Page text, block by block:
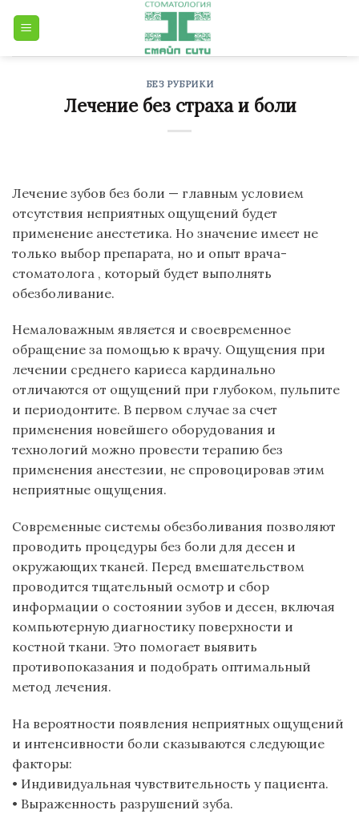
БЕЗ РУБРИКИ
Лечение без страха и боли
Лечение зубов без боли — главным условием
отсутствия неприятных ощущений будет
применение анестетика. Но значение имеет не
только выбор препарата, но и опыт врача-
стоматолога , который будет выполнять
обезболивание.
Немаловажным является и своевременное
обращение за помощью к врачу. Ощущения при
лечении среднего кариеса кардинально
отличаются от ощущений при глубоком, пульпите
и периодонтите. В первом случае за счет
применения новейшего оборудования и
технологий можно провести терапию без
применения анестезии, не спровоцировав этим
неприятные ощущения.
Современные системы обезболивания позволяют
проводить процедуры без боли для десен и
окружающих тканей. Перед вмешательством
проводится тщательный осмотр и сбор
информации о состоянии зубов и десен, включая
компьютерную диагностику поверхности и
костной ткани. Это помогает выявить
противопоказания и подобрать оптимальный
метод лечения.
На вероятности появления неприятных ощущений
и интенсивности боли сказываются следующие
факторы:
• Индивидуальная чувствительность у пациента.
• Выраженность разрушений зуба.